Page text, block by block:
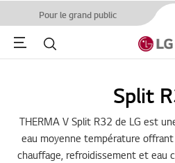
Pour le grand public
Menu Rechercher
Split
THERMA V Split R32 de LG est
eau moyenne température
chauffage, refroidissement et eau